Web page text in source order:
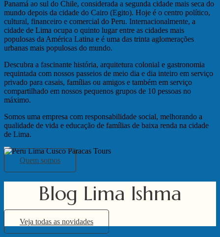
Panamá ao sul do Chile, considerada a segunda cidade mais seca do
mundo depois da cidade do Cairo (Egito). Hoje é o centro político,
cultural, financeiro e comercial do Peru. Internacionalmente, a
cidade de Lima ocupa o quinto lugar entre as cidades mais
populosas da América Latina e é uma das trinta aglomerações
urbanas mais populosas do mundo.
Descubra a fascinante história, arquitetura colonial e gastronomia
requintada com nossos passeios de meio dia e dia inteiro em serviço
privado para casais, famílias ou amigos e também em serviço
compartilhado em nossos pequenos grupos de 10 pessoas no
máximo.
Somos uma empresa com responsabilidade social, melhorando a
qualidade de vida e educação de famílias de baixa renda na cidade
de Lima.
Quem somos
Blog Lima Ishma
Veja todas as novidades